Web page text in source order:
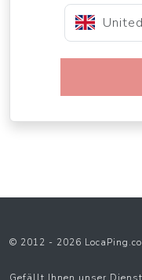
© 2012 - 2026